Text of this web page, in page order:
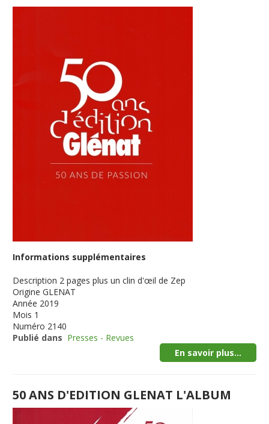
Informations supplémentaires
Description 2 pages plus un clin d'œil de Zep
Origine GLENAT
Année 2019
Mois 1
Numéro 2140
Publié dans Presses - Revues
En savoir plus...
50 ANS D'EDITION GLENAT L'ALBUM